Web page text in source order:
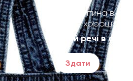
Твоя дитина
речі в хорошому
Здай речі в один
Здати